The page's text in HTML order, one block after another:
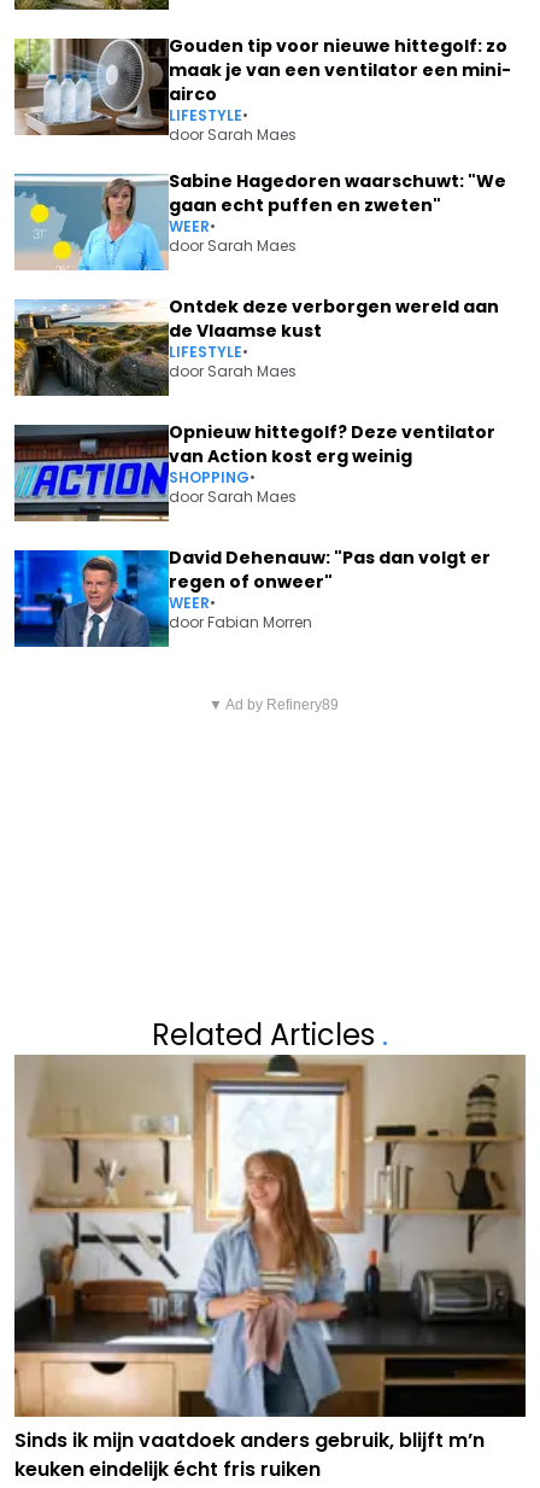
Gouden tip voor nieuwe hittegolf: zo
maak je van een ventilator een mini-
airco
LIFESTYLE•
door Sarah Maes
Sabine Hagedoren waarschuwt: "We
gaan echt puffen en zweten"
WEER•
door Sarah Maes
Ontdek deze verborgen wereld aan
de Vlaamse kust
LIFESTYLE•
door Sarah Maes
Opnieuw hittegolf? Deze ventilator
van Action kost erg weinig
SHOPPING•
door Sarah Maes
David Dehenauw: "Pas dan volgt er
regen of onweer"
WEER•
doorFabian Morren
ANDRÉ HAZES DOET
▼ Ad by Refinery89
Related Articles .
Sinds ik mijn vaatdoek anders gebruik, blijft m’n
keuken eindelijk écht fris ruiken